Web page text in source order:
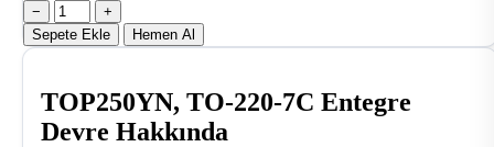
−
+
Sepete Ekle
Hemen Al
TOP250YN, TO-220-7C Entegre
Devre Hakkında